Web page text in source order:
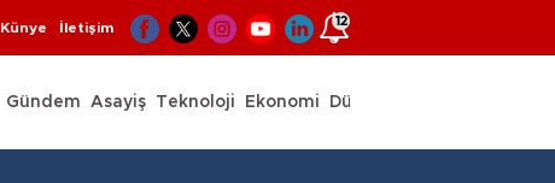
Künye İletişim 12
Gündem Asayiş Teknoloji Ekonomi Dünya